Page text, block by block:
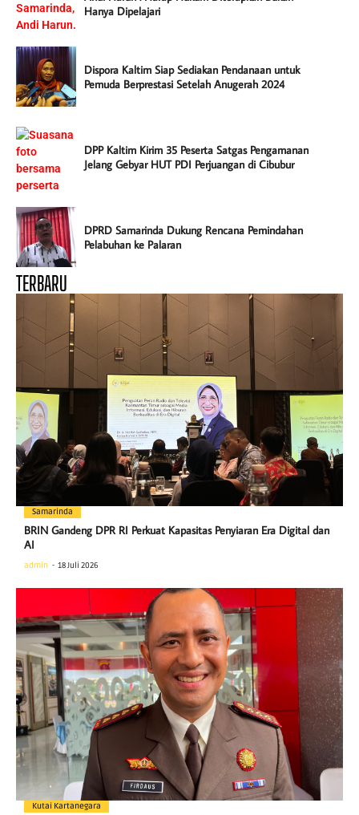
Hanya Dipelajari
Dispora Kaltim Siap Sediakan Pendanaan untuk
Pemuda Berprestasi Setelah Anugerah 2024
DPP Kaltim Kirim 35 Peserta Satgas Pengamanan
Jelang Gebyar HUT PDI Perjuangan di Cibubur
DPRD Samarinda Dukung Rencana Pemindahan
Pelabuhan ke Palaran
TERBARU
Samarinda
BRIN Gandeng DPR RI Perkuat Kapasitas Penyiaran Era Digital dan
AI
admin 18 Juli 2026
Kutai Kartanegara